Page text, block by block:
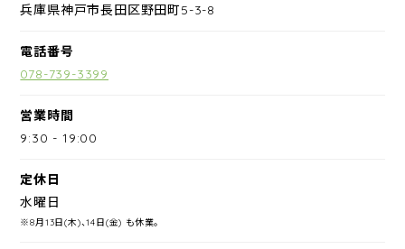
兵庫県神戸市長田区野田町5-3-8
電話番号
078-739-3399
営業時間
9:30 -19:00
定休日
水曜日
※8月13日(木)、14日(金) も休業。